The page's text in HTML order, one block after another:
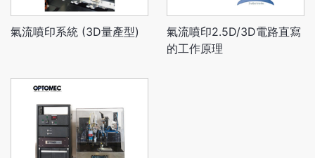
氣流噴印系統 (3D量產型)
氣流噴印2.5D/3D電路直寫
的工作原理